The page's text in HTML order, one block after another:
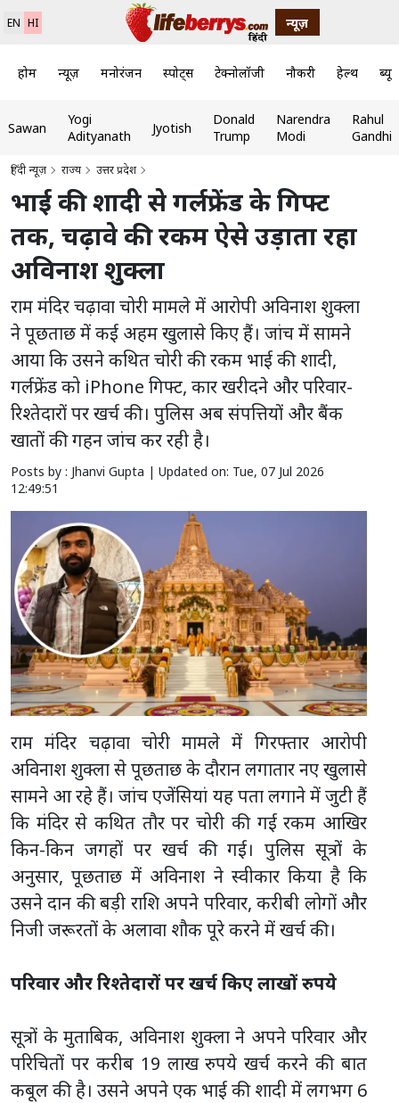
EN HI न्यूज़
होम न्यूज़ मनोरंजन स्पोर्ट्स टेक्नोलॉजी नौकरी हेल्थ
Sawan
Yogi
Adityanath
Jyotish
Donald
Trump
Narendra
Modi
Rahul
Gandhi
हिंदी न्यूज़ राज्य उत्तर प्रदेश
भाई की शादी से गर्लफ्रेंड के गिफ्ट
तक, चढ़ावे की रकम ऐसे उड़ाता रहा
अविनाश शुक्ला
राम मंदिर चढ़ावा चोरी मामले में आरोपी अविनाश शुक्ला
ने पूछताछ में कई अहम खुलासे किए हैं। जांच में सामने
आया कि उसने कथित चोरी की रकम भाई की शादी,
गर्लफ्रेंड को iPhone गिफ्ट, कार खरीदने और परिवार-
रिश्तेदारों पर खर्च की। पुलिस अब संपत्तियों और बैंक
खातों की गहन जांच कर रही है।
Posts by : Jhanvi Gupta | Updated on: Tue, 07 Jul 2026
12:49:51
राम मंदिर चढ़ावा चोरी मामले में गिरफ्तार आरोपी
अविनाश शुक्ला से पूछताछ के दौरान लगातार नए खुलासे
सामने आ रहे हैं। जांच एजेंसियां यह पता लगाने में जुटी हैं
कि मंदिर से कथित तौर पर चोरी की गई रकम आखिर
किन-किन जगहों पर खर्च की गई। पुलिस सूत्रों के
अनुसार, पूछताछ में अविनाश ने स्वीकार किया है कि
उसने दान की बड़ी राशि अपने परिवार, करीबी लोगों और
निजी जरूरतों के अलावा शौक पूरे करने में खर्च की।
परिवार और रिश्तेदारों पर खर्च किए लाखों रुपये
सूत्रों के मुताबिक, अविनाश शुक्ला ने अपने परिवार और
परिचितों पर करीब 19 लाख रुपये खर्च करने की बात
कबूल की है। उसने अपने एक भाई की शादी में लगभग 6